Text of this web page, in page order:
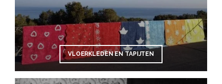
VLOERKLEDEN EN TAPIJTEN